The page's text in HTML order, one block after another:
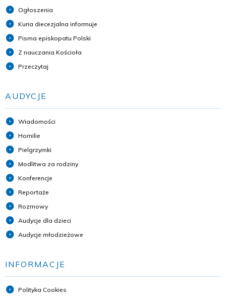
Ogłoszenia
Kuria diecezjalna informuje
Pisma episkopatu Polski
Z nauczania Kościoła
Przeczytaj
AUDYCJE
Wiadomości
Homilie
Pielgrzymki
Modlitwa za rodziny
Konferencje
Reportaże
Rozmowy
Audycje dla dzieci
Audycje młodzieżowe
INFORMACJE
Polityka Cookies